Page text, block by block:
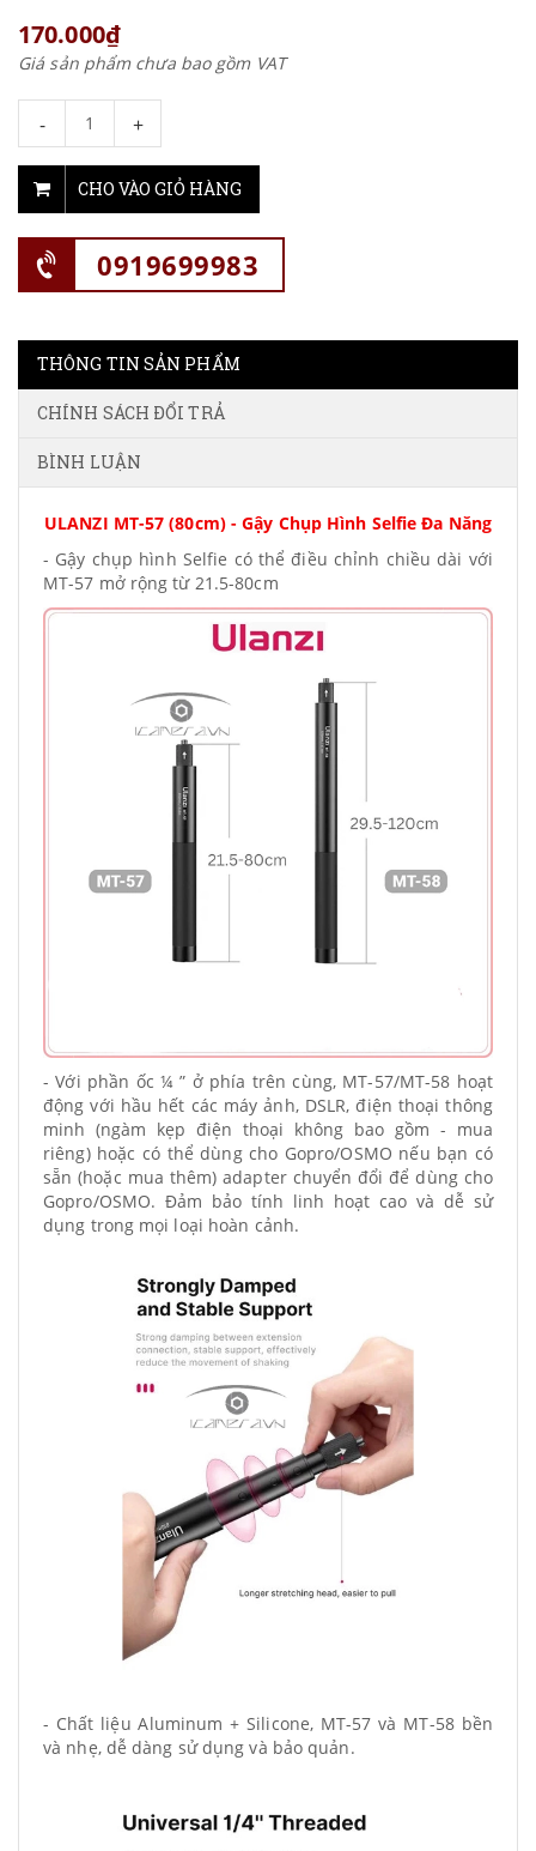
170.000₫
Giá sản phẩm chưa bao gồm VAT
- +
CHO VÀO GIỎ HÀNG
0919699983
THÔNG TIN SẢN PHẨM
CHÍNH SÁCH ĐỔI TRẢ
BÌNH LUẬN
ULANZI MT-57 (80cm) - Gậy Chụp Hình Selfie Đa Năng
- Gậy chụp hình Selfie có thể điều chỉnh chiều dài với
MT-57 mở rộng từ 21.5-80cm
- Với phần ốc ¼ ” ở phía trên cùng, MT-57/MT-58 hoạt
động với hầu hết các máy ảnh, DSLR, điện thoại thông
minh (ngàm kẹp điện thoại không bao gồm - mua
riêng) hoặc có thể dùng cho Gopro/OSMO nếu bạn có
sẵn (hoặc mua thêm) adapter chuyển đổi để dùng cho
Gopro/OSMO. Đảm bảo tính linh hoạt cao và dễ sử
dụng trong mọi loại hoàn cảnh.
- Chất liệu Aluminum + Silicone, MT-57 và MT-58 bền
và nhẹ, dễ dàng sử dụng và bảo quản.